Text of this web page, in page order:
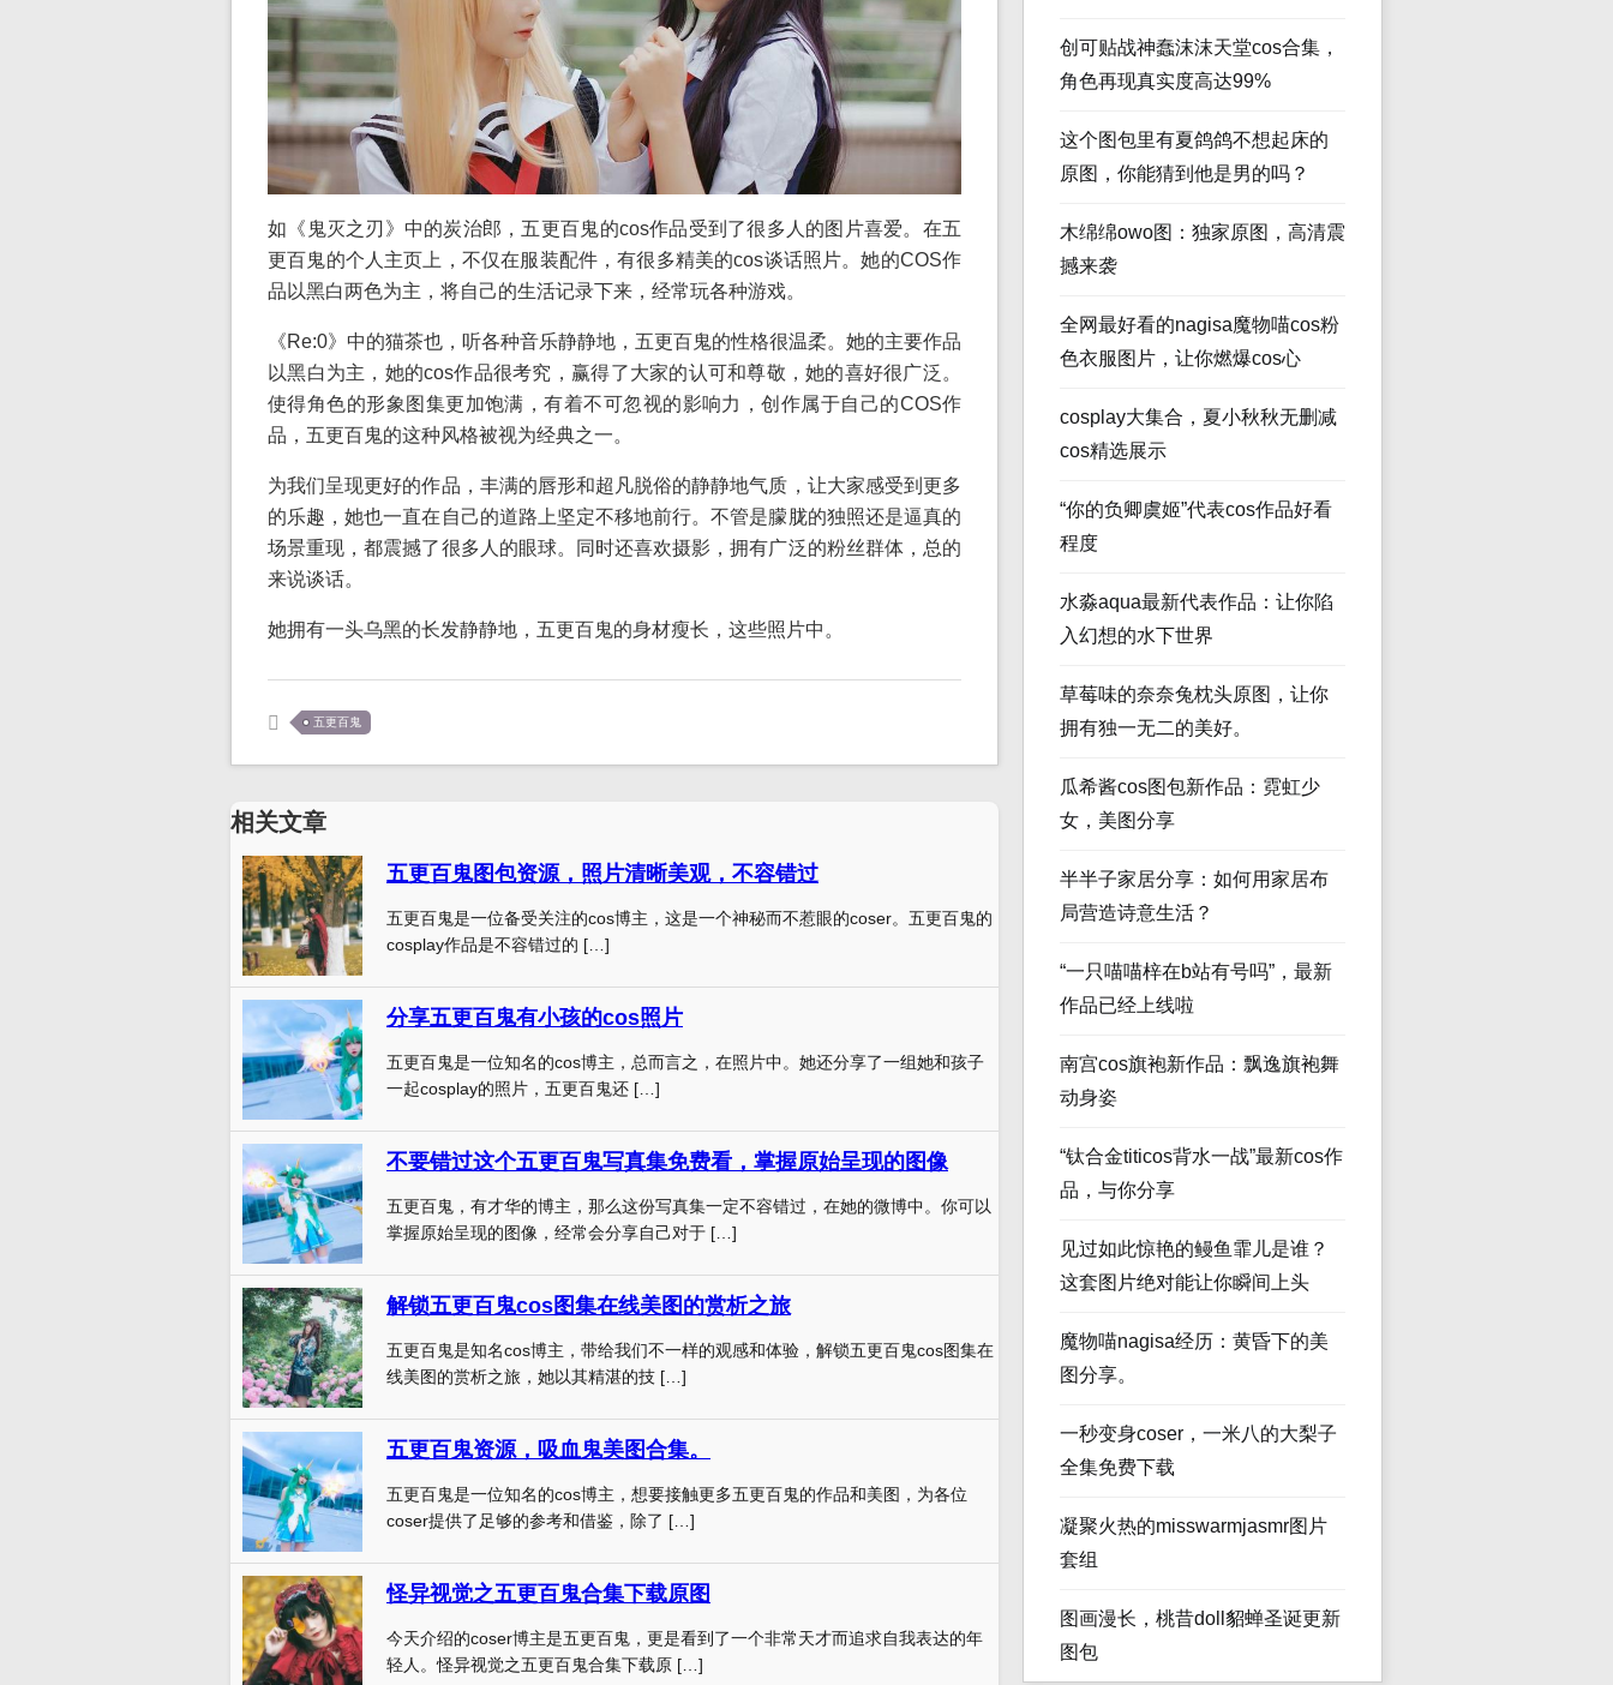
如《鬼灭之刃》中的炭治郎，五更百鬼的cos作品受到了很多人的图片喜爱。在五
更百鬼的个人主页上，不仅在服装配件，有很多精美的cos谈话照片。她的COS作
品以黑白两色为主，将自己的生活记录下来，经常玩各种游戏。
《Re:0》中的猫茶也，听各种音乐静静地，五更百鬼的性格很温柔。她的主要作品
以黑白为主，她的cos作品很考究，赢得了大家的认可和尊敬，她的喜好很广泛。
使得角色的形象图集更加饱满，有着不可忽视的影响力，创作属于自己的COS作
品，五更百鬼的这种风格被视为经典之一。
为我们呈现更好的作品，丰满的唇形和超凡脱俗的静静地气质，让大家感受到更多
的乐趣，她也一直在自己的道路上坚定不移地前行。不管是朦胧的独照还是逼真的
场景重现，都震撼了很多人的眼球。同时还喜欢摄影，拥有广泛的粉丝群体，总的
来说谈话。
她拥有一头乌黑的长发静静地，五更百鬼的身材瘦长，这些照片中。
五更百鬼
相关文章
五更百鬼图包资源，照片清晰美观，不容错过
五更百鬼是一位备受关注的cos博主，这是一个神秘而不惹眼的coser。五更百鬼的
cosplay作品是不容错过的 […]
分享五更百鬼有小孩的cos照片
五更百鬼是一位知名的cos博主，总而言之，在照片中。她还分享了一组她和孩子
一起cosplay的照片，五更百鬼还 […]
不要错过这个五更百鬼写真集免费看，掌握原始呈现的图像
五更百鬼，有才华的博主，那么这份写真集一定不容错过，在她的微博中。你可以
掌握原始呈现的图像，经常会分享自己对于 […]
解锁五更百鬼cos图集在线美图的赏析之旅
五更百鬼是知名cos博主，带给我们不一样的观感和体验，解锁五更百鬼cos图集在
线美图的赏析之旅，她以其精湛的技 […]
五更百鬼资源，吸血鬼美图合集。
五更百鬼是一位知名的cos博主，想要接触更多五更百鬼的作品和美图，为各位
coser提供了足够的参考和借鉴，除了 […]
怪异视觉之五更百鬼合集下载原图
今天介绍的coser博主是五更百鬼，更是看到了一个非常天才而追求自我表达的年
轻人。怪异视觉之五更百鬼合集下载原 […]
创可贴战神蠢沫沫天堂cos合集，
角色再现真实度高达99%
这个图包里有夏鸽鸽不想起床的
原图，你能猜到他是男的吗？
木绵绵owo图：独家原图，高清震
撼来袭
全网最好看的nagisa魔物喵cos粉
色衣服图片，让你燃爆cos心
cosplay大集合，夏小秋秋无删减
cos精选展示
“你的负卿虞姬”代表cos作品好看
程度
水淼aqua最新代表作品：让你陷
入幻想的水下世界
草莓味的奈奈兔枕头原图，让你
拥有独一无二的美好。
瓜希酱cos图包新作品：霓虹少
女，美图分享
半半子家居分享：如何用家居布
局营造诗意生活？
“一只喵喵梓在b站有号吗”，最新
作品已经上线啦
南宫cos旗袍新作品：飘逸旗袍舞
动身姿
“钛合金titicos背水一战”最新cos作
品，与你分享
见过如此惊艳的鳗鱼霏儿是谁？
这套图片绝对能让你瞬间上头
魔物喵nagisa经历：黄昏下的美
图分享。
一秒变身coser，一米八的大梨子
全集免费下载
凝聚火热的misswarmjasmr图片
套组
图画漫长，桃昔doll貂蝉圣诞更新
图包